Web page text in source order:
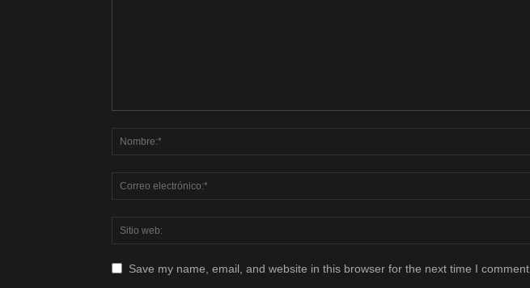
Save my name, email, and website in this browser for the next time I comment.